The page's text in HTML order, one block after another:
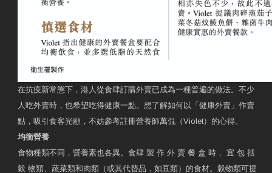
在抗疫新常態下，港人從食肆訂購外賣已成為一種普遍的做法。不少
人吃外賣時，也希望吃得健康一點。想了解如何以「健康外賣」作賣
點，吸引食客光顧，不妨參考註冊營養師萬侃（Violet）的心得。
均衡營養
食物種類不同，營養素也各異。食肆 製 作 外 賣 餐 盒 時， 宜 包 括
穀 物類、蔬菜類和肉類（或其代替品，如豆類）的食材。穀物類可提